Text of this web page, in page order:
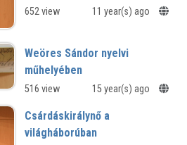
652 view 11 year(s) ago
Weöres Sándor nyelvi
műhelyében
516 view 15 year(s) ago
Csárdáskirálynő a
világháborúban